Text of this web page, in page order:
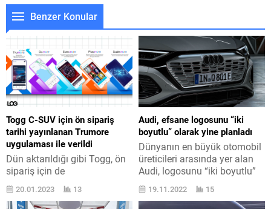
Benzer Konular
Togg C-SUV için ön sipariş
tarihi yayınlanan Trumore
uygulaması ile verildi
Dün aktarıldığı gibi Togg, ön
sipariş için de
kullanılabilecek Trumore
uygulamasını üç değişik
20.01.2023 13
Audi, efsane logosunu “iki
boyutlu” olarak yine planladı
Dünyanın en büyük otomobil
üreticileri arasında yer alan
Audi, logosunu “iki boyutlu”
olarak yine planladı. Son
yarıyılda çok rakamda
19.11.2022 15